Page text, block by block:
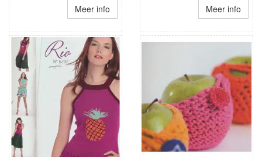
Meer info Meer info